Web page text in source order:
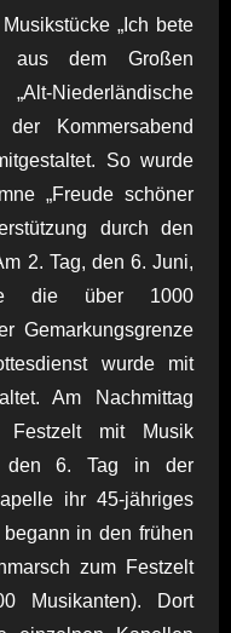
„Ich bete
dem Großen
Niederländische
Kommersabend
So wurde
„Freude schöner
durch den
2. Tag, den 6. Juni,
die über 1000
Gemarkungsgrenze
wurde mit
Am Nachmittag
Festzelt mit Musik
den 6. Tag in der
ihr 45-jähriges
in den frühen
zum Festzelt
Musikanten). Dort